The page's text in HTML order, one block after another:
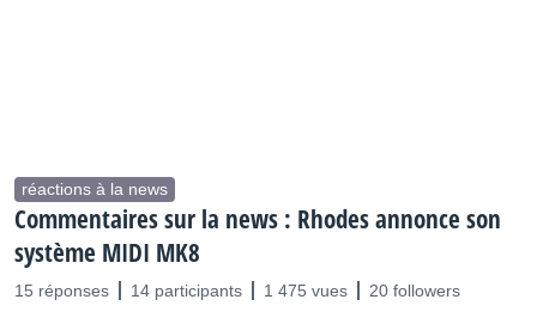
réactions à la news
Commentaires sur la news : Rhodes annonce son
système MIDI MK8
15 réponses 14 participants 1 475 vues 20 followers